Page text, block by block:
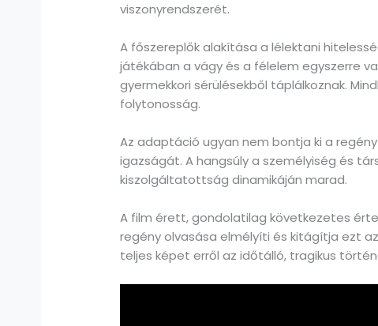
viszonyrendszerét.
A főszereplők alakítása a lélektani
játékában a vágy és a félelem egyszerre
gyermekkori sérülésekből táplálkoznak.
folytonosság.
Az adaptáció ugyan nem bontja ki a
igazságát. A hangsúly a személyiség és
kiszolgáltatottság dinamikáján marad.
A film érett, gondolatilag következetes
regény olvasása elmélyíti és kitágítja ezt
teljes képet erről az időtálló, tragikus